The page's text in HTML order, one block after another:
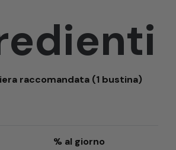
raccomandata (1 bustina)
% al giorno